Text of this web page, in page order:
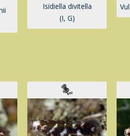
Isidiella divitella
(I, G)